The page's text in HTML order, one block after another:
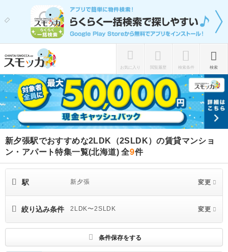
お気に入り 閲覧履歴 検索条件 検索
新夕張駅でおすすめな2LDK（2SLDK）の賃貸マンショ
ン・アパート特集一覧(北海道)全9件
駅 新夕張 変更
絞り込み条件 2LDK〜2SLDK 変更
条件保存をする